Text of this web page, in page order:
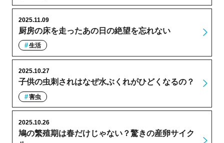
厨房の床を走ったあの日の絶望を忘れない
2025.11.09
生活
子供の虫刺されはなぜ水ぶくれがひどくなるの？
2025.10.27
害虫
鳩の繁殖期は春だけじゃない？驚きの産卵サイク
2025.10.26